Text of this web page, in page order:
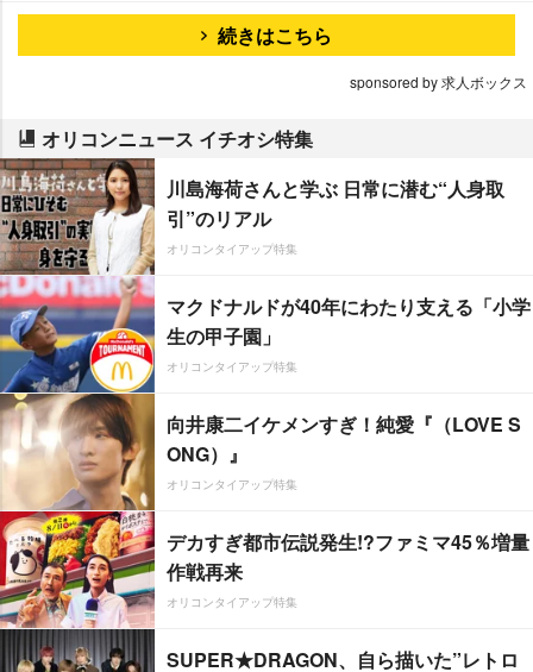
続きはこちら
sponsored by 求人ボックス
オリコンニュース イチオシ特集
川島海荷さんと学ぶ 日常に潜む“人身取
引”のリアル
オリコンタイアップ特集
マクドナルドが40年にわたり支える「小学
生の甲子園」
オリコンタイアップ特集
向井康二イケメンすぎ！純愛『（LOVE S
ONG）』
オリコンタイアップ特集
デカすぎ都市伝説発生!?ファミマ45％増量
作戦再来
オリコンタイアップ特集
SUPER★DRAGON、自ら描いた”レトロ